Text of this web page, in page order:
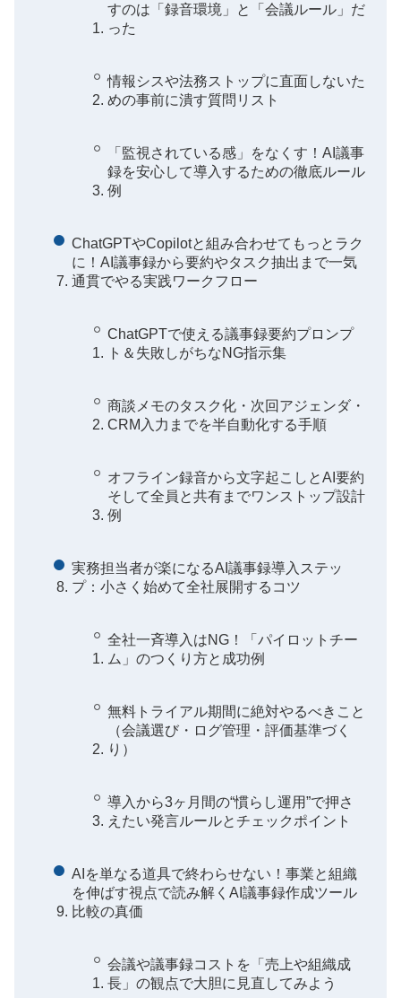
すのは「録音環境」と「会議ルール」だ
った
情報シスや法務ストップに直面しないた
めの事前に潰す質問リスト
「監視されている感」をなくす！AI議事
録を安心して導入するための徹底ルール
例
ChatGPTやCopilotと組み合わせてもっとラク
に！AI議事録から要約やタスク抽出まで一気
通貫でやる実践ワークフロー
ChatGPTで使える議事録要約プロンプ
ト＆失敗しがちなNG指示集
商談メモのタスク化・次回アジェンダ・
CRM入力までを半自動化する手順
オフライン録音から文字起こしとAI要約
そして全員と共有までワンストップ設計
例
実務担当者が楽になるAI議事録導入ステッ
プ：小さく始めて全社展開するコツ
全社一斉導入はNG！「パイロットチー
ム」のつくり方と成功例
無料トライアル期間に絶対やるべきこと
（会議選び・ログ管理・評価基準づく
り）
導入から3ヶ月間の“慣らし運用”で押さ
えたい発言ルールとチェックポイント
AIを単なる道具で終わらせない！事業と組織
を伸ばす視点で読み解くAI議事録作成ツール
比較の真価
会議や議事録コストを「売上や組織成
長」の観点で大胆に見直してみよう